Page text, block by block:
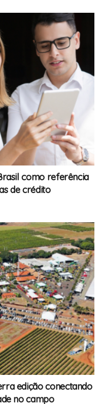
como referência
de crédito
edição conectando
no campo